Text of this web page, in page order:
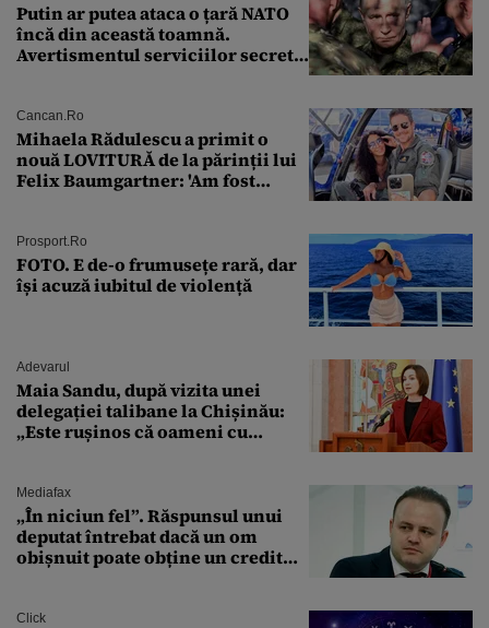
Putin ar putea ataca o țară NATO
încă din această toamnă.
Avertismentul serviciilor secrete
Cancan.ro
Mihaela Rădulescu a primit o
nouă LOVITURĂ de la părinții lui
Felix Baumgartner: 'Am fost
Prosport.ro
FOTO. E de-o frumusețe rară, dar
își acuză iubitul de violență
Adevarul
Maia Sandu, după vizita unei
delegației talibane la Chișinău:
„Este rușinos că oameni cu
Mediafax
„În niciun fel”. Răspunsul unui
deputat întrebat dacă un om
obișnuit poate obține un credit
Click